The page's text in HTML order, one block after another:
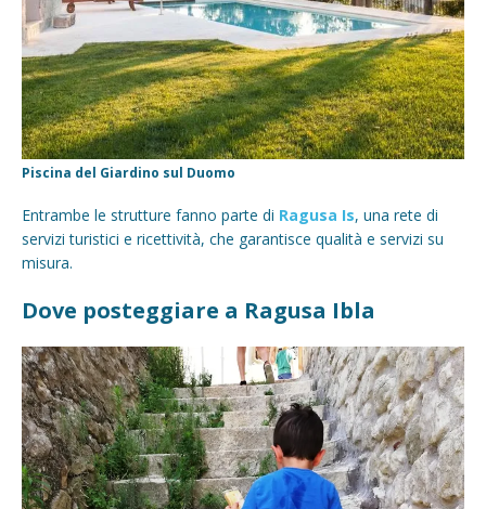
Piscina del Giardino sul Duomo
Entrambe le strutture fanno parte di Ragusa Is, una rete di
servizi turistici e ricettività, che garantisce qualità e servizi su
misura.
Dove posteggiare a Ragusa Ibla